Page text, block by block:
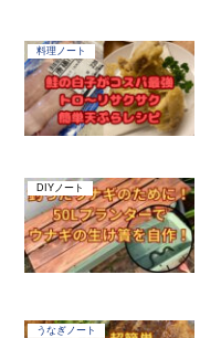
料理ノート
DIYノート
うなぎノート